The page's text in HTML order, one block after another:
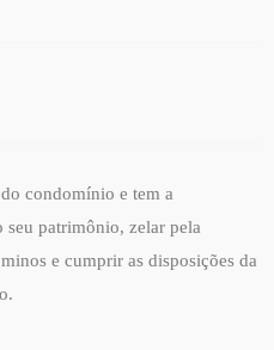
condomínio e tem a
seu patrimônio, zelar pela
e cumprir as disposições da